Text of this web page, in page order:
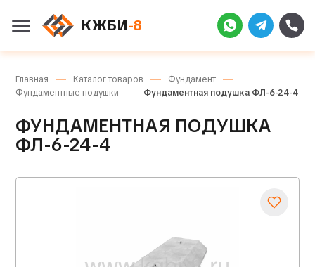
КЖБИ-8
Главная Каталог товаров
Фундамент
Фундаментные подушки
Фундаментная подушка ФЛ-6-24-4
ФУНДАМЕНТНАЯ ПОДУШКА
ФЛ-6-24-4